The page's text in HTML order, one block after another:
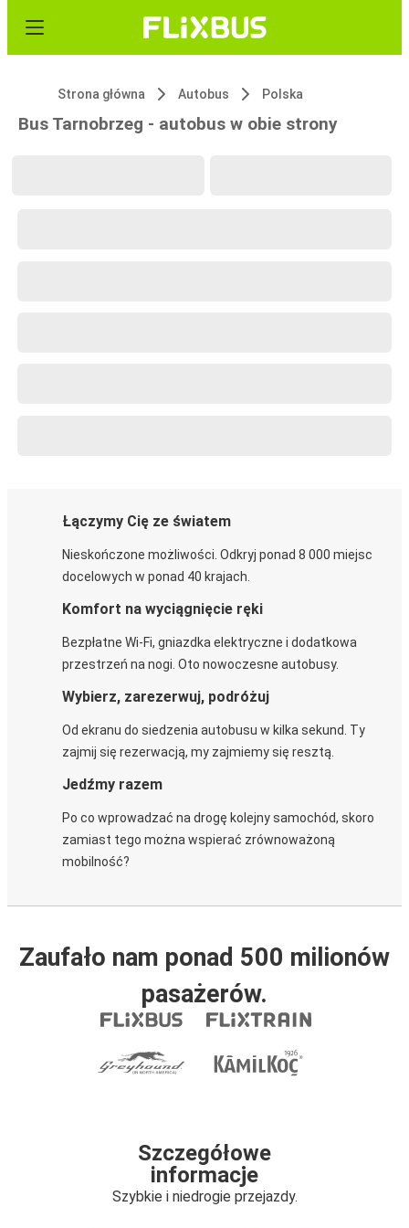
Strona główna Autobus Polska
Bus Tarnobrzeg - autobus w obie strony
Łączymy Cię ze światem
Nieskończone możliwości. Odkryj ponad 8 000 miejsc
docelowych w ponad 40 krajach.
Komfort na wyciągnięcie ręki
Bezpłatne Wi-Fi, gniazdka elektryczne i dodatkowa
przestrzeń na nogi. Oto nowoczesne autobusy.
Wybierz, zarezerwuj, podróżuj
Od ekranu do siedzenia autobusu w kilka sekund. Ty
zajmij się rezerwacją, my zajmiemy się resztą.
Jedźmy razem
Po co wprowadzać na drogę kolejny samochód, skoro
zamiast tego można wspierać zrównoważoną
mobilność?
Zaufało nam ponad 500 milionów
pasażerów.
Szczegółowe
informacje
Szybkie i niedrogie przejazdy.